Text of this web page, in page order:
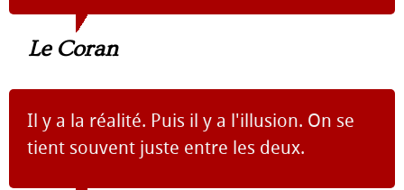
Le Coran
Il y a la réalité. Puis il y a l'illusion. On se
tient souvent juste entre les deux.